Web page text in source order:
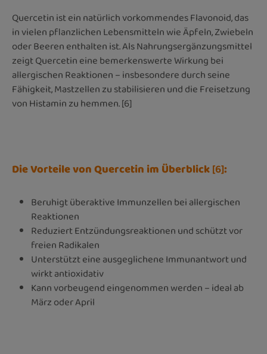
Quercetin ist ein natürlich vorkommendes Flavonoid, das
in vielen pflanzlichen Lebensmitteln wie Äpfeln, Zwiebeln
oder Beeren enthalten ist. Als Nahrungsergänzungsmittel
zeigt Quercetin eine bemerkenswerte Wirkung bei
allergischen Reaktionen – insbesondere durch seine
Fähigkeit, Mastzellen zu stabilisieren und die Freisetzung
von Histamin zu hemmen. [6]
Die Vorteile von Quercetin im Überblick[6]:
Beruhigt überaktive Immunzellen bei allergischen
Reaktionen
Reduziert Entzündungsreaktionen und schützt vor
freien Radikalen
Unterstützt eine ausgeglichene Immunantwort und
wirkt antioxidativ
Kann vorbeugend eingenommen werden – ideal ab
März oder April